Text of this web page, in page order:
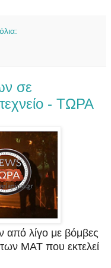
σε
- ΤΩΡΑ
από λίγο με βόμβες
των ΜΑΤ που εκτελεί